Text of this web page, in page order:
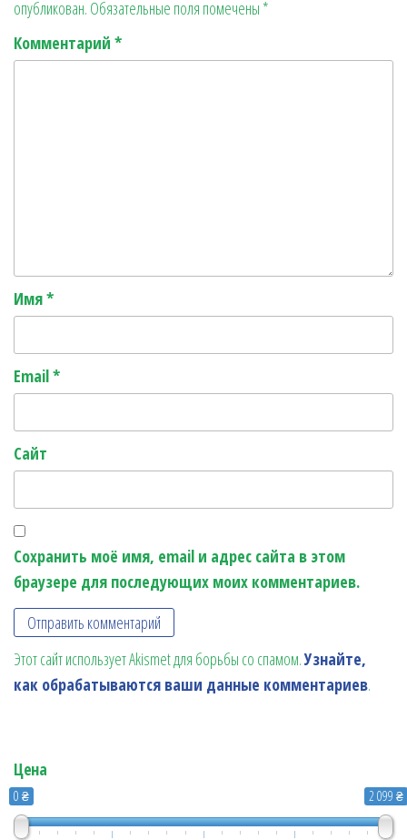
r ь
опубликован. Обязательные поля помечены *
Комментарий *
Имя*
Email*
Сайт
Сохранить моё имя, email и адрес сайта в этом
браузере для последующих моих комментариев.
Этот сайт использует Akismet для борьбы со спамом.Узнайте,
как обрабатываются ваши данные комментариев.
Цена
0 ₴ 2 099 ₴